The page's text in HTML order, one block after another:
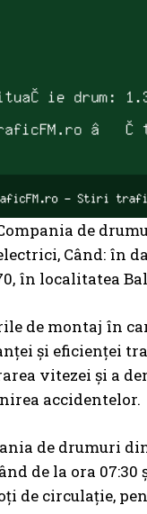
de
Când: în
în localitatea
de montaj în
și eficienței
vitezei și a
accidentelor.
de drumuri
de la ora
de circulație,